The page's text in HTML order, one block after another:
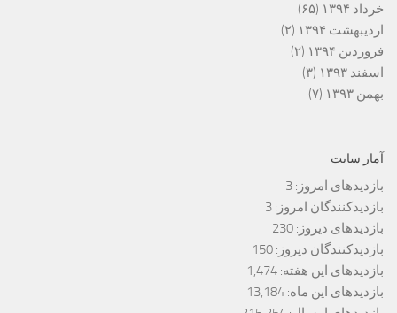
خرداد ۱۳۹۴
(۶۵)
اردیبهشت ۱۳۹۴
(۲)
فروردین ۱۳۹۴
(۲)
اسفند ۱۳۹۳
(۳)
بهمن ۱۳۹۳
(۷)
آمار سایت
بازدیدهای امروز: 3
بازدیدکنندگان امروز: 3
بازدیدهای دیروز: 230
بازدیدکنندگان دیروز: 150
بازدیدهای این هفته: 1,474
بازدیدهای این ماه: 13,184